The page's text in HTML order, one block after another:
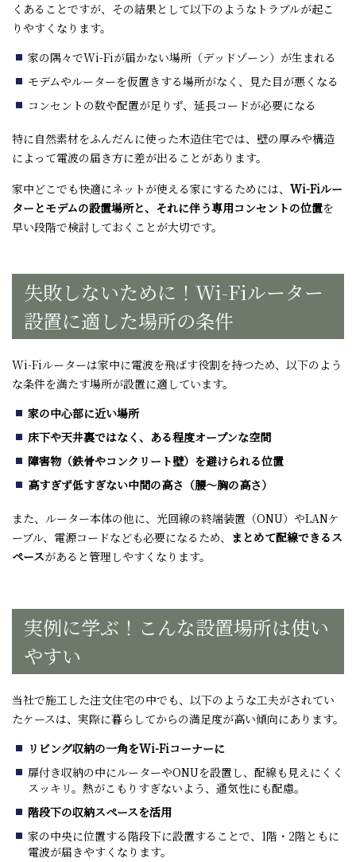
くあることですが、その結果として以下のようなトラブルが起こ
りやすくなります。
家の隅々でWi-Fiが届かない場所（デッドゾーン）が生まれる
モデムやルーターを仮置きする場所がなく、見た目が悪くなる
コンセントの数や配置が足りず、延長コードが必要になる
特に自然素材をふんだんに使った木造住宅では、壁の厚みや構造
によって電波の届き方に差が出ることがあります。
家中どこでも快適にネットが使える家にするためには、 Wi-Fiルー
ターとモデムの設置場所と、それに伴う専用コンセントの位置を
早い段階で検討しておくことが大切です。
失敗しないために！ Wi-Fiルーター
設置に適した場所の条件
Wi-Fiルーターは家中に電波を飛ばす役割を持つため、以下のよう
な条件を満たす場所が設置に適しています。
家の中心部に近い場所
床下や天井裏ではなく、ある程度オープンな空間
障害物（鉄骨やコンクリート壁）を避けられる位置
高すぎず低すぎない中間の高さ（腰〜胸の高さ）
また、ルーター本体の他に、光回線の終端装置（ONU）やLANケ
ーブル、電源コードなども必要になるため、 まとめて配線できるス
ペースがあると管理しやすくなります。
実例に学ぶ！こんな設置場所は使い
やすい
当社で施工した注文住宅の中でも、以下のような工夫がされてい
たケースは、実際に暮らしてからの満足度が高い傾向にあります。
リビング収納の一角をWi-Fiコーナーに
扉付き収納の中にルーターやONUを設置し、配線も見えにくく
スッキリ。熱がこもりすぎないよう、通気性にも配慮。
階段下の収納スペースを活用
家の中央に位置する階段下に設置することで、 1階・ 2階ともに
電波が届きやすくなります。